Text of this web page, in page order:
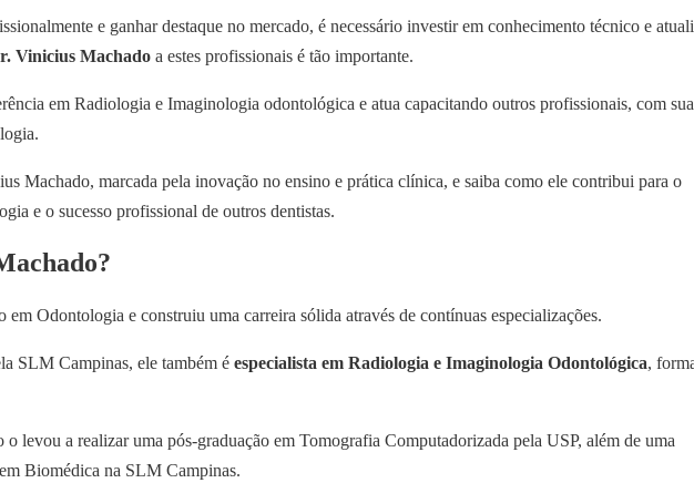
e ganhar destaque no mercado, é necessário investir em conhecimento técnico e
Vinicius Machadoa estes profissionais é tão importante.
em Radiologia e Imaginologia odontológica e atua capacitando outros profissionais, com
Machado, marcada pela inovação no ensino e prática clínica, e saiba como ele contribui para o
e o sucesso profissional de outros dentistas.
Odontologia e construiu uma carreira sólida através de contínuas especializações.
SLM Campinas, ele também é especialista em Radiologia e Imaginologia Odontológica,
o levou a realizar uma pós-graduação em Tomografia Computadorizada pela USP, além de uma
Biomédica na SLM Campinas.